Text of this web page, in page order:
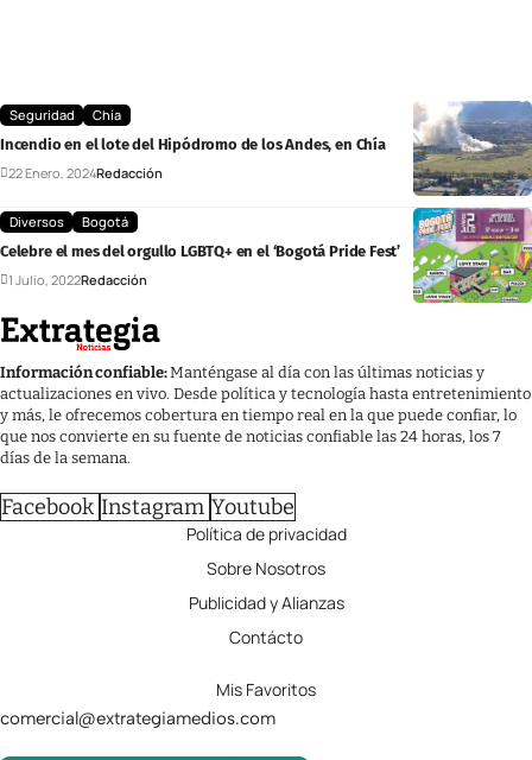
Seguridad
Chía
Incendio en el lote del Hipódromo de los Andes, en Chía
22 Enero, 2024Redacción
Diversos
Bogotá
Celebre el mes del orgullo LGBTQ+ en el ‘Bogotá Pride Fest’
1 Julio, 2022Redacción
Información confiable:Manténgase al día con las últimas noticias y
actualizaciones en vivo. Desde política y tecnología hasta entretenimiento
y más, le ofrecemos cobertura en tiempo real en la que puede confiar, lo
que nos convierte en su fuente de noticias confiable las 24 horas, los 7
días de la semana.
Facebook Instagram Youtube
Política de privacidad
Sobre Nosotros
Publicidad y Alianzas
Contácto
Mis Favoritos
comercial@extrategiamedios.com